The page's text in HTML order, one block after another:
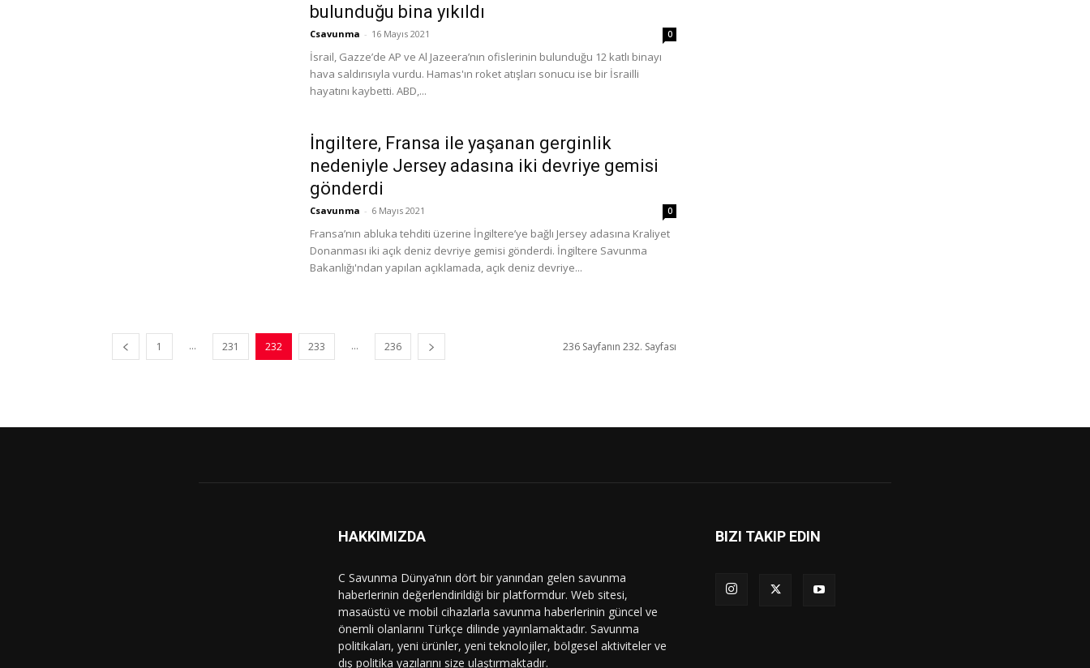
bulunduğu bina yıkıldı
Csavunma - 16 Mayıs 2021 0
İsrail, Gazze’de AP ve Al Jazeera’nın ofislerinin bulunduğu 12 katlı binayı
hava saldırısıyla vurdu. Hamas'ın roket atışları sonucu ise bir İsrailli
hayatını kaybetti. ABD,...
İngiltere, Fransa ile yaşanan gerginlik
nedeniyle Jersey adasına iki devriye gemisi
gönderdi
Csavunma - 6 Mayıs 2021 0
Fransa’nın abluka tehditi üzerine İngiltere’ye bağlı Jersey adasına Kraliyet
Donanması iki açık deniz devriye gemisi gönderdi. İngiltere Savunma
Bakanlığı'ndan yapılan açıklamada, açık deniz devriye...
1 ... 231 232 233 ... 236 236 Sayfanın 232. Sayfası
HAKKIMIZDA
C Savunma Dünya’nın dört bir yanından gelen savunma
haberlerinin değerlendirildiği bir platformdur. Web sitesi,
masaüstü ve mobil cihazlarla savunma haberlerinin güncel ve
önemli olanlarını Türkçe dilinde yayınlamaktadır. Savunma
politikaları, yeni ürünler, yeni teknolojiler, bölgesel aktiviteler ve
dış politika yazılarını size ulaştırmaktadır.
BIZI TAKIP EDIN